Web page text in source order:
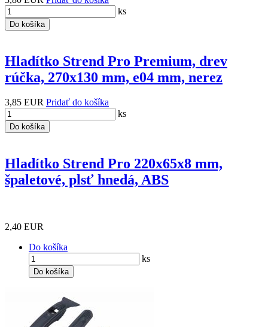
ks
Do košíka
Hladítko Strend Pro Premium, drev
rúčka, 270x130 mm, e04 mm, nerez
3,85 EUR Pridať do košíka
ks
Do košíka
Hladítko Strend Pro 220x65x8 mm,
špaletové, plsť hnedá, ABS
2,40 EUR
Do košíka
ks
Do košíka